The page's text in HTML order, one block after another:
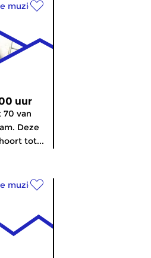
muziek
uur
70 van
Deze
tot...
muziek